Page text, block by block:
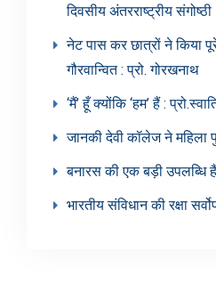
दिवसीय अंतरराष्ट्रीय संगोष्ठी
नेट पास कर छात्रों ने किया
गौरवान्वित : प्रो. गोरखनाथ
‘मैं’ हूँ क्योंकि ‘हम’ हैं :
जानकी देवी कॉलेज ने महिला
बनारस की एक बड़ी उपलब्धि हैं
भारतीय संविधान की रक्षा